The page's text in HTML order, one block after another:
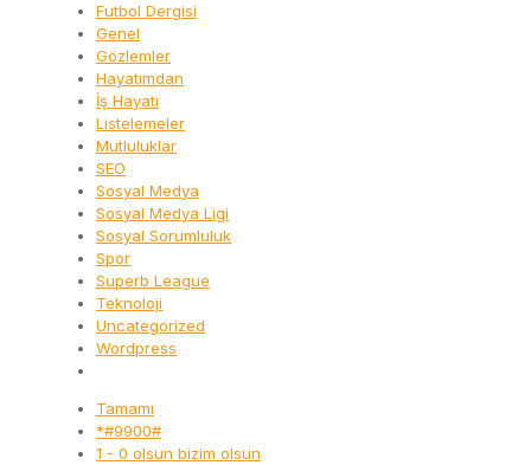
Futbol Dergisi
Genel
Gözlemler
Hayatımdan
İş Hayatı
Listelemeler
Mutluluklar
SEO
Sosyal Medya
Sosyal Medya Ligi
Sosyal Sorumluluk
Spor
Superb League
Teknoloji
Uncategorized
Wordpress
Tamamı
*#9900#
1 - 0 olsun bizim olsun